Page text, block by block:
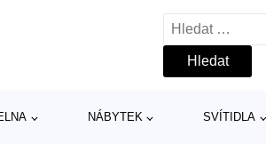
Vyhledávání
NÁBYTEK SVÍTIDLA